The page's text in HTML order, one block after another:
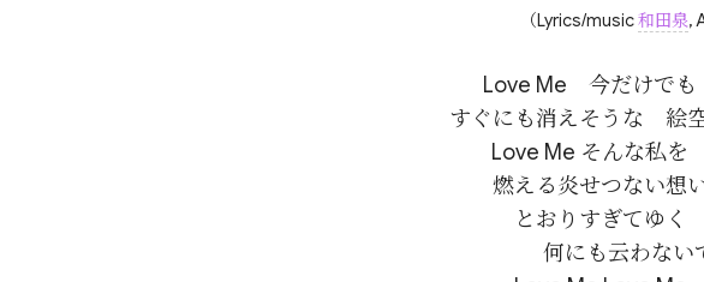
（Lyrics/music和田泉,
Love Me　今だけで
すぐにも消えそうな　絵
Love Me そんな私を
燃える炎せつない想
とおりすぎてゆ
何にも云わない